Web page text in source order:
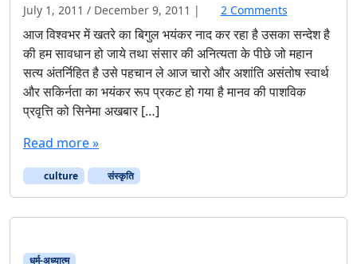
July 1, 2011 / December 9, 2011 | 2 Commentso
सं
स्कृ
ति
से
आज विश्वभर में खतरे का बिगुल भयंकर नाद कर रहा है उसका सन्देश है
की हम सावधान हो जाये तथा संसार की अनित्यता के पीछे जो महान
सत्य अंतर्निहित है उसे पहचान ले आज चारो और अशांति असंतोष स्वार्थ
और सकिर्नता का भयंकर रूप प्रकट हो गया है मानव की पाशविक
प्रवृत्ति को सिनेमा अखबार […]
Read more »
culture संस्कृति
धर्म-अध्यात्म